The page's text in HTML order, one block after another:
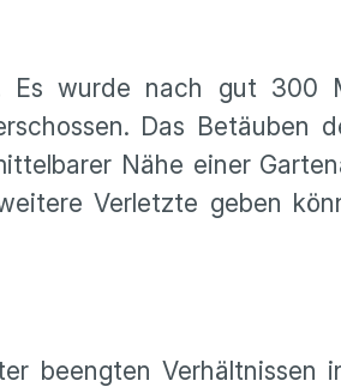
Es wurde nach gut 300
Das Betäuben
Nähe einer
Verletzte geben
beengten Verhältnissen